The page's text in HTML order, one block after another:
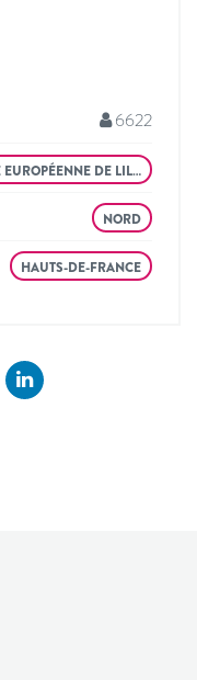
6622
EUROPÉENNE DE LIL…
NORD
HAUTS-DE-FRANCE